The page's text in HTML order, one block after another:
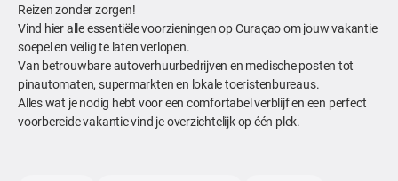
Reizen zonder zorgen!
Vind hier alle essentiële voorzieningen op Curaçao om jouw vakantie
soepel en veilig te laten verlopen.
Van betrouwbare autoverhuurbedrijven en medische posten tot
pinautomaten, supermarkten en lokale toeristenbureaus.
Alles wat je nodig hebt voor een comfortabel verblijf en een perfect
voorbereide vakantie vind je overzichtelijk op één plek.